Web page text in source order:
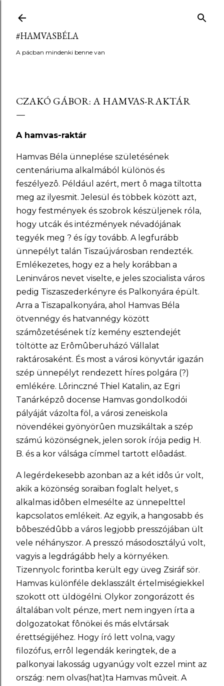
#HAMVASBÉLA
A pácban mindenki benne van
CZAKÓ GÁBOR: A HAMVAS-RAKTÁR
A hamvas-raktár
Hamvas Béla ünneplése születésének
centenáriuma alkalmából különös és
feszélyezô. Például azért, mert ô maga tiltotta
meg az ilyesmit. Jelesül és többek között azt,
hogy festmények és szobrok készüljenek róla,
hogy utcák és intézmények névadójának
tegyék meg ? és így tovább. A legfurább
ünnepélyt talán Tiszaújvárosban rendezték.
Emlékezetes, hogy ez a hely korábban a
Leninváros nevet viselte, e jeles szocialista város
pedig Tiszaszederkényre és Palkonyára épült.
Arra a Tiszapalkonyára, ahol Hamvas Béla
ötvennégy és hatvannégy között
számôzetésének tíz kemény esztendejét
töltötte az Erômûberuházó Vállalat
raktárosaként. És most a városi könyvtár igazán
szép ünnepélyt rendezett híres polgára (?)
emlékére. Lôrinczné Thiel Katalin, az Egri
Tanárképzô docense Hamvas gondolkodói
pályáját vázolta föl, a városi zeneiskola
növendékei gyönyörûen muzsikáltak a szép
számú közönségnek, jelen sorok írója pedig H.
B. és a kor válsága címmel tartott elôadást.
A legérdekesebb azonban az a két idôs úr volt,
akik a közönség soraiban foglalt helyet, s
alkalmas idôben elmesélte az ünnepelttel
kapcsolatos emlékeit. Az egyik, a hangosabb és
bôbeszédûbb a város legjobb presszójában ült
vele néhányszor. A presszó másodosztályú volt,
vagyis a legdrágább hely a környéken.
Tizennyolc forintba került egy üveg Zsiráf sör.
Hamvas különféle deklasszált értelmiségiekkel
szokott ott üldögélni. Olykor zongorázott és
általában volt pénze, mert nem ingyen írta a
dolgozatokat fônökei és más elvtársak
érettségijéhez. Hogy író lett volna, vagy
filozófus, errôl legendák keringtek, de a
palkonyai lakosság ugyanúgy volt ezzel mint az
ország: nem olvas(hat)ta Hamvas mûveit. A